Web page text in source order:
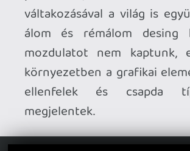
Ami viszont nem változott, az a
nehézség, amit én az alapjáték második
világának szintjének éreztem - nem a
szívatós, kegyetlen fajta, de nem is lesz
sétagalopp. Egy apró, de dicséretes
változás az elődhöz képest a nehézségek
neveinek a módosítása, azaz itt most az
easyt Normálnak hívják, míg a korábbi
számít leginkább, hogy a korábbi